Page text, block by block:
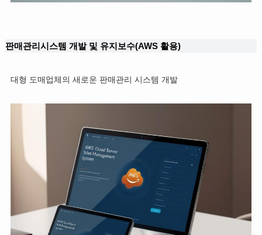
판매관리시스템 개발 및 유지보수(AWS 활용)
대형 도매업체의 새로운 판매관리 시스템 개발